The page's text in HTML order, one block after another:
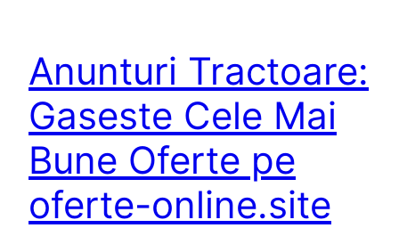
Anunturi Tractoare:
Gaseste Cele Mai
Bune Oferte pe
oferte-online.site